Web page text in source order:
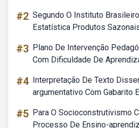
#2 Segundo O Instituto
Estatística Produtos
#3 Plano De Intervenção
Com Dificuldade De
#4 Interpretação De Texto
argumentativo Com Gabarito
#5 Para O Socioconstrutivismo
Processo De Ensino-